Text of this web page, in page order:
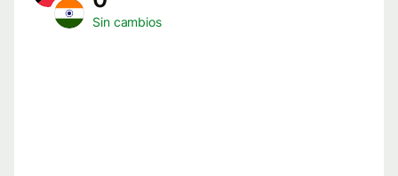
Sin cambios